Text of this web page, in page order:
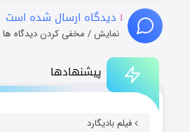
پیشنهادها
فیلم بادیگارد
۱ دیدگاه ارسال شده است
نمایش / مخفی کردن دیدگاه ها